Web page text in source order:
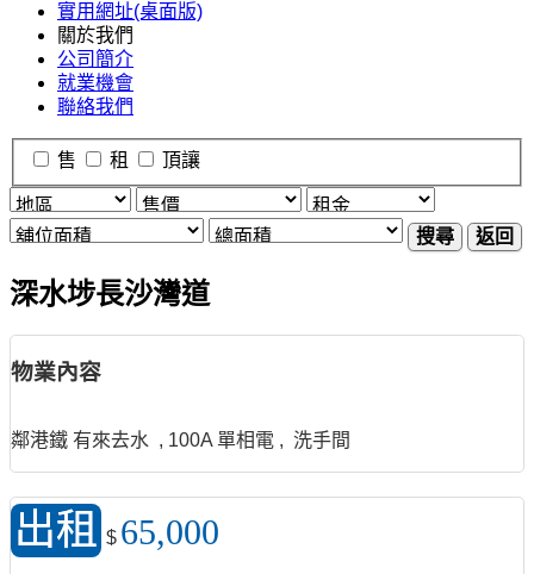
實用網址(桌面版)
關於我們
公司簡介
就業機會
聯絡我們
售 租 頂讓
搜尋 返回
深水埗長沙灣道
物業內容
鄰港鐵 有來去水 , 100A 單相電 , 洗手間
出租 $ 65,000